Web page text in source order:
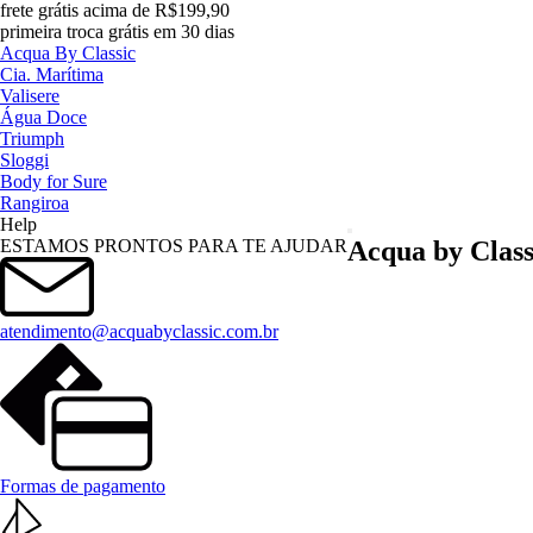
frete grátis acima de R$199,90
primeira troca grátis em 30 dias
Acqua By Classic
Cia. Marítima
Valisere
Água Doce
Triumph
Sloggi
Body for Sure
Rangiroa
Help
ESTAMOS PRONTOS PARA TE AJUDAR
atendimento@acquabyclassic.com.br
Formas de pagamento
Menu
Acqua by